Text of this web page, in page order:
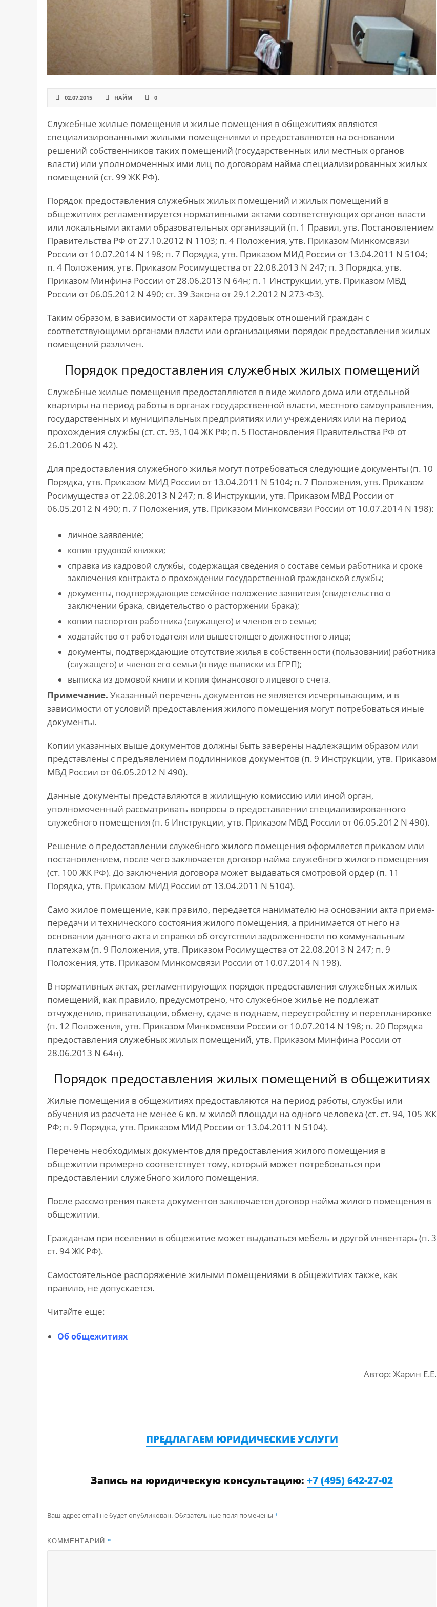
kmsud@yandex.ru
+7 (495) 642-27-02
+7 (936) 281-45-11
+7 (901) 511-80-52
02.07.2015 НАЙМ 0
Служебные жилые помещения и жилые помещения в общежитиях являются
специализированными жилыми помещениями и предоставляются на основании
решений собственников таких помещений (государственных или местных органов
власти) или уполномоченных ими лиц по договорам найма специализированных жилых
помещений (ст. 99 ЖК РФ).
Порядок предоставления служебных жилых помещений и жилых помещений в
общежитиях регламентируется нормативными актами соответствующих органов власти
или локальными актами образовательных организаций (п. 1 Правил, утв. Постановлением
Правительства РФ от 27.10.2012 N 1103; п. 4 Положения, утв. Приказом Минкомсвязи
России от 10.07.2014 N 198; п. 7 Порядка, утв. Приказом МИД России от 13.04.2011 N 5104;
п. 4 Положения, утв. Приказом Росимущества от 22.08.2013 N 247; п. 3 Порядка, утв.
Приказом Минфина России от 28.06.2013 N 64н; п. 1 Инструкции, утв. Приказом МВД
России от 06.05.2012 N 490; ст. 39 Закона от 29.12.2012 N 273-ФЗ).
Таким образом, в зависимости от характера трудовых отношений граждан с
соответствующими органами власти или организациями порядок предоставления жилых
помещений различен.
Порядок предоставления служебных жилых помещений
Служебные жилые помещения предоставляются в виде жилого дома или отдельной
квартиры на период работы в органах государственной власти, местного самоуправления,
государственных и муниципальных предприятиях или учреждениях или на период
прохождения службы (ст. ст. 93, 104 ЖК РФ; п. 5 Постановления Правительства РФ от
26.01.2006 N 42).
Для предоставления служебного жилья могут потребоваться следующие документы (п. 10
Порядка, утв. Приказом МИД России от 13.04.2011 N 5104; п. 7 Положения, утв. Приказом
Росимущества от 22.08.2013 N 247; п. 8 Инструкции, утв. Приказом МВД России от
06.05.2012 N 490; п. 7 Положения, утв. Приказом Минкомсвязи России от 10.07.2014 N 198):
личное заявление;
копия трудовой книжки;
справка из кадровой службы, содержащая сведения о составе семьи работника и сроке
заключения контракта о прохождении государственной гражданской службы;
документы, подтверждающие семейное положение заявителя (свидетельство о
заключении брака, свидетельство о расторжении брака);
копии паспортов работника (служащего) и членов его семьи;
ходатайство от работодателя или вышестоящего должностного лица;
документы, подтверждающие отсутствие жилья в собственности (пользовании) работника
(служащего) и членов его семьи (в виде выписки из ЕГРП);
выписка из домовой книги и копия финансового лицевого счета.
Примечание. Указанный перечень документов не является исчерпывающим, и в
зависимости от условий предоставления жилого помещения могут потребоваться иные
документы.
Копии указанных выше документов должны быть заверены надлежащим образом или
представлены с предъявлением подлинников документов (п. 9 Инструкции, утв. Приказом
МВД России от 06.05.2012 N 490).
Данные документы представляются в жилищную комиссию или иной орган,
уполномоченный рассматривать вопросы о предоставлении специализированного
служебного помещения (п. 6 Инструкции, утв. Приказом МВД России от 06.05.2012 N 490).
Решение о предоставлении служебного жилого помещения оформляется приказом или
постановлением, после чего заключается договор найма служебного жилого помещения
(ст. 100 ЖК РФ). До заключения договора может выдаваться смотровой ордер (п. 11
Порядка, утв. Приказом МИД России от 13.04.2011 N 5104).
Само жилое помещение, как правило, передается нанимателю на основании акта приема-
передачи и технического состояния жилого помещения, а принимается от него на
основании данного акта и справки об отсутствии задолженности по коммунальным
платежам (п. 9 Положения, утв. Приказом Росимущества от 22.08.2013 N 247; п. 9
Положения, утв. Приказом Минкомсвязи России от 10.07.2014 N 198).
В нормативных актах, регламентирующих порядок предоставления служебных жилых
помещений, как правило, предусмотрено, что служебное жилье не подлежат
отчуждению, приватизации, обмену, сдаче в поднаем, переустройству и перепланировке
(п. 12 Положения, утв. Приказом Минкомсвязи России от 10.07.2014 N 198; п. 20 Порядка
предоставления служебных жилых помещений, утв. Приказом Минфина России от
28.06.2013 N 64н).
Порядок предоставления жилых помещений в общежитиях
Жилые помещения в общежитиях предоставляются на период работы, службы или
обучения из расчета не менее 6 кв. м жилой площади на одного человека (ст. ст. 94, 105 ЖК
РФ; п. 9 Порядка, утв. Приказом МИД России от 13.04.2011 N 5104).
Перечень необходимых документов для предоставления жилого помещения в
общежитии примерно соответствует тому, который может потребоваться при
предоставлении служебного жилого помещения.
После рассмотрения пакета документов заключается договор найма жилого помещения в
общежитии.
Гражданам при вселении в общежитие может выдаваться мебель и другой инвентарь (п. 3
ст. 94 ЖК РФ).
Самостоятельное распоряжение жилыми помещениями в общежитиях также, как
правило, не допускается.
Читайте еще:
Об общежитиях
Автор: Жарин Е.Е.
ПРЕДЛАГАЕМ ЮРИДИЧЕСКИЕ УСЛУГИ
Запись на юридическую консультацию: +7 (495) 642-27-02
Ваш адрес email не будет опубликован.Обязательные поля помечены *
КОММЕНТАРИЙ *